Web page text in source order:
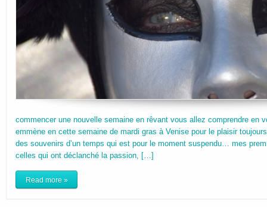
commencer une nouvelle semaine en rêvant vous allez comprendre en
emmène en cette semaine de mardi gras à Venise pour le plaisir
des souvenirs d’un temps qui est pour le moment suspendu… mes
celles qui ont déclanché la passion, […]
Read more »